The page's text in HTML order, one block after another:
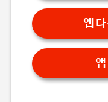
앱